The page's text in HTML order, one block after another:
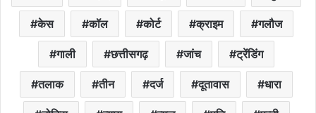
केस कॉल कोर्ट क्राइम गलौज
गाली छत्तीसगढ़ जांच ट्रेंडिंग
तलाक तीन दर्ज दूतावास धारा